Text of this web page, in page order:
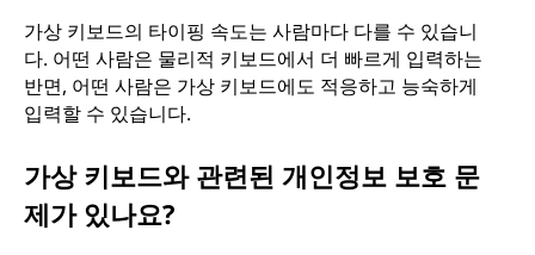
가상 키보드의 타이핑 속도는 사람마다 다를 수 있습니
다. 어떤 사람은 물리적 키보드에서 더 빠르게 입력하는
반면, 어떤 사람은 가상 키보드에도 적응하고 능숙하게
입력할 수 있습니다.
가상 키보드와 관련된 개인정보 보호 문
제가 있나요?